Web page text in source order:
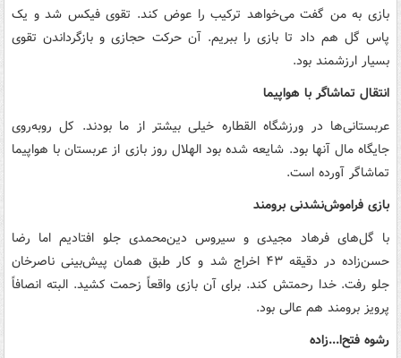
بازی به من گفت می‌‌خواهد ترکیب را عوض کند. تقوی فیکس شد و یک
پاس گل هم داد تا بازی را ببریم. آن حرکت حجازی و بازگرداندن تقوی
بسیار ارزشمند بود.
انتقال تماشاگر با هواپیما
عربستانی‌ها در ورزشگاه القطاره خیلی بیشتر از ما بودند. کل رو‌به‌روی
جایگاه مال آنها بود. شایعه شده بود الهلال روز بازی از عربستان با هواپیما
تماشاگر آورده است.
بازی فراموش‌نشدنی برومند
با گل‌های فرهاد مجیدی و سیروس دین‌محمدی جلو افتادیم اما رضا
حسن‌زاده در دقیقه ۴۳ اخراج شد و کار طبق همان پیش‌بینی ناصرخان
جلو رفت. خدا رحمتش کند. برای آن بازی واقعاً زحمت کشید. البته انصافاً
پرویز برومند هم عالی بود.
رشوه فتح‌ا...زاده